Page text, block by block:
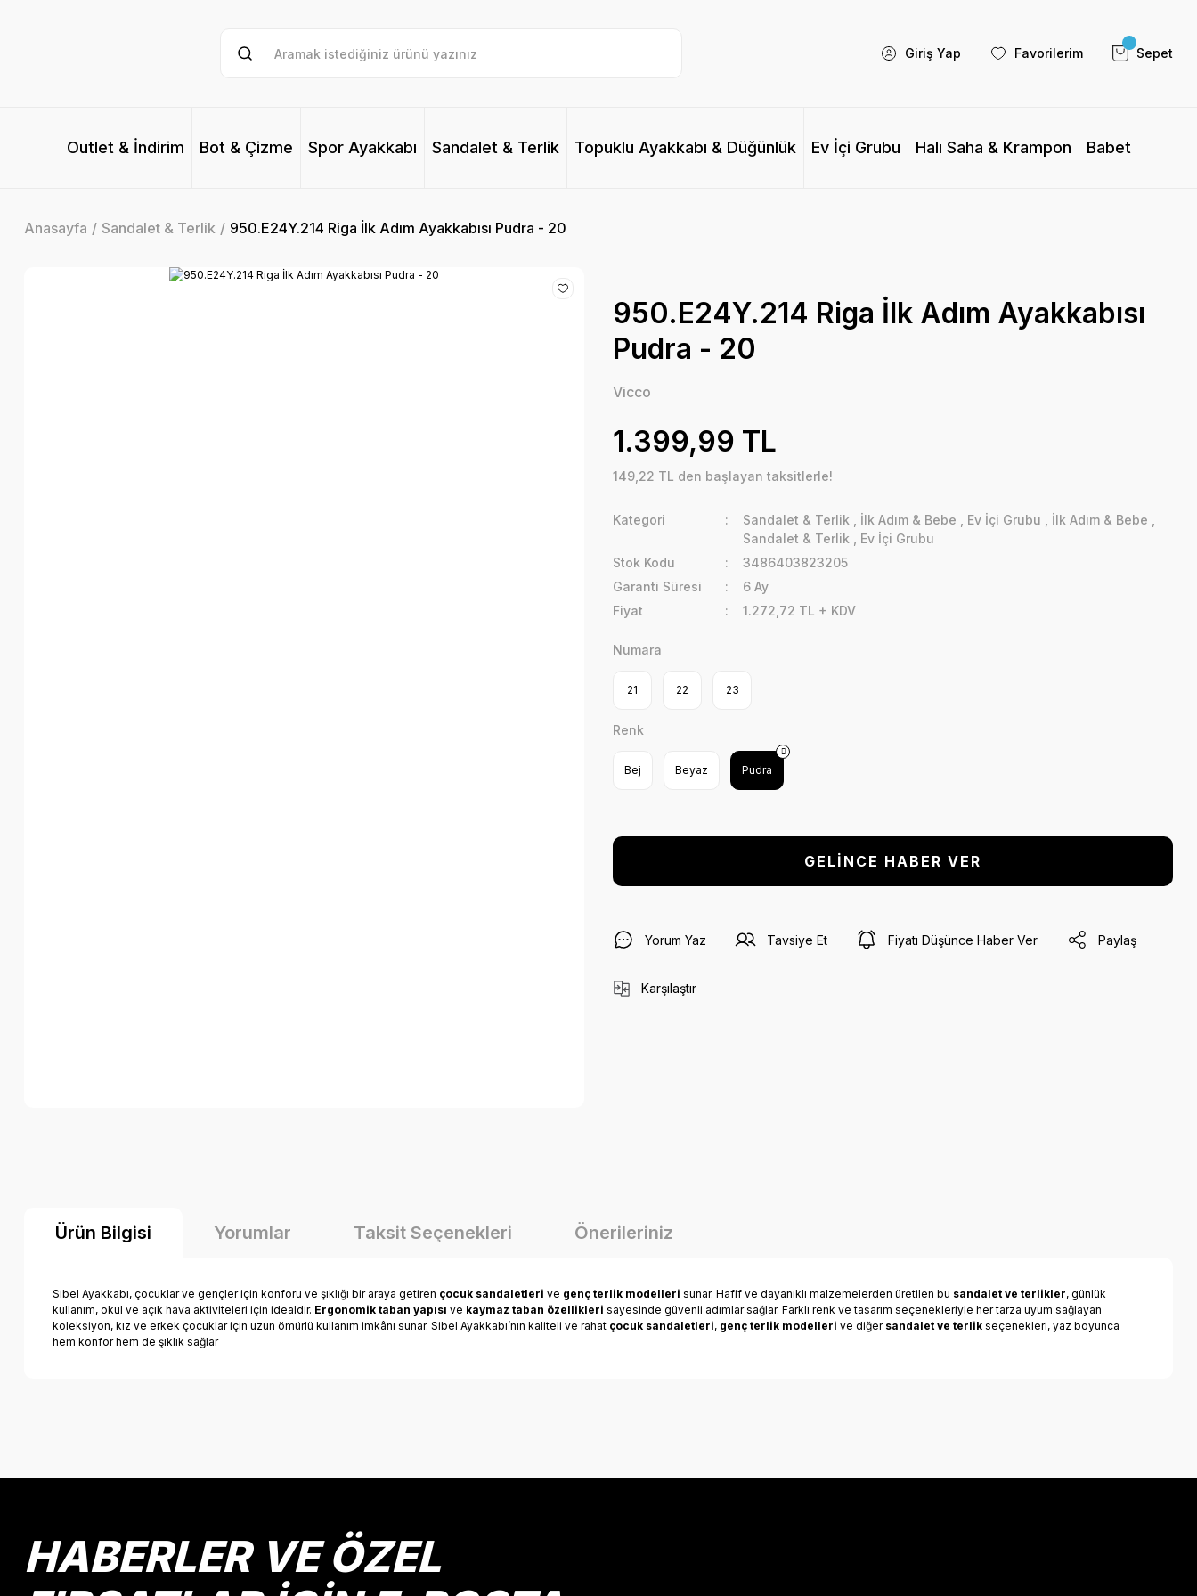
Giriş Yap Favorilerim Sepet
Outlet & İndirim Bot & Çizme Spor Ayakkabı Sandalet & Terlik Topuklu Ayakkabı & Düğünlük Ev İçi Grubu Halı Saha & Krampon Babet
Anasayfa Sandalet & Terlik 950.E24Y.214 Riga İlk Adım Ayakkabısı Pudra - 20
950.E24Y.214 Riga İlk Adım Ayakkabısı
Pudra - 20
Vicco
1.399,99 TL
149,22 TL den başlayan taksitlerle!
Kategori Sandalet & Terlik İlk Adım & Bebe Ev İçi Grubu İlk Adım & Bebe
Sandalet & Terlik
Ev İçi Grubu
Stok Kodu
3486403823205
Garanti Süresi
6 Ay
Fiyat
1.272,72 TL + KDV
Numara
21 22 23
Renk
Bej Beyaz Pudra
GELİNCE HABER VER
Yorum Yaz Tavsiye Et Fiyatı Düşünce Haber Ver Paylaş
Karşılaştır
Ürün Bilgisi Yorumlar Taksit Seçenekleri Önerileriniz
Sibel Ayakkabı, çocuklar ve gençler için konforu ve şıklığı bir araya getiren çocuk sandaletleri ve genç terlik modelleri sunar. Hafif ve dayanıklı malzemelerden üretilen bu sandalet ve terlikler, günlük
kullanım, okul ve açık hava aktiviteleri için idealdir. Ergonomik taban yapısı ve kaymaz taban özellikleri sayesinde güvenli adımlar sağlar. Farklı renk ve tasarım seçenekleriyle her tarza uyum sağlayan
koleksiyon, kız ve erkek çocuklar için uzun ömürlü kullanım imkânı sunar. Sibel Ayakkabı’nın kaliteli ve rahat çocuk sandaletleri, genç terlik modelleri ve diğer sandalet ve terlik seçenekleri, yaz boyunca
hem konfor hem de şıklık sağlar
Ürün resmi kalitesiz, bozuk veya görüntülenemiyor.
Ürün fiyatı diğer sitelerden daha pahalı.
Bu ürüne benzer farklı alternatifler olmalı.
HABERLER VE ÖZEL